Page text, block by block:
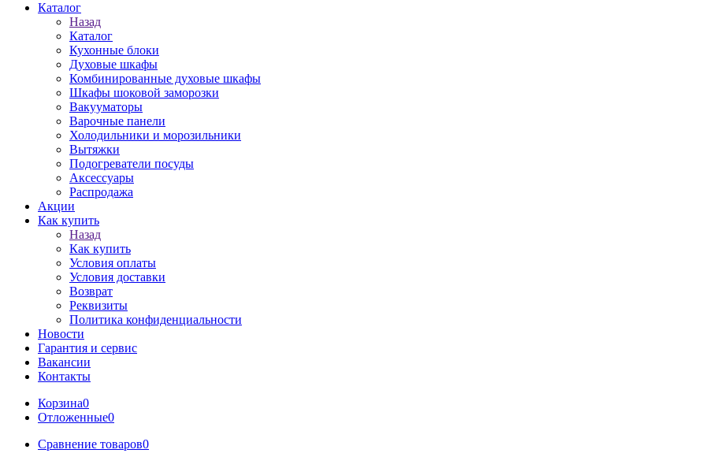
Каталог
Назад
Каталог
Кухонные блоки
Духовые шкафы
Комбинированные духовые шкафы
Шкафы шоковой заморозки
Вакууматоры
Варочные панели
Холодильники и морозильники
Вытяжки
Подогреватели посуды
Аксессуары
Распродажа
Акции
Как купить
Назад
Как купить
Условия оплаты
Условия доставки
Возврат
Реквизиты
Политика конфиденциальности
Новости
Гарантия и сервис
Вакансии
Контакты
Корзина0
Отложенные0
Сравнение товаров0